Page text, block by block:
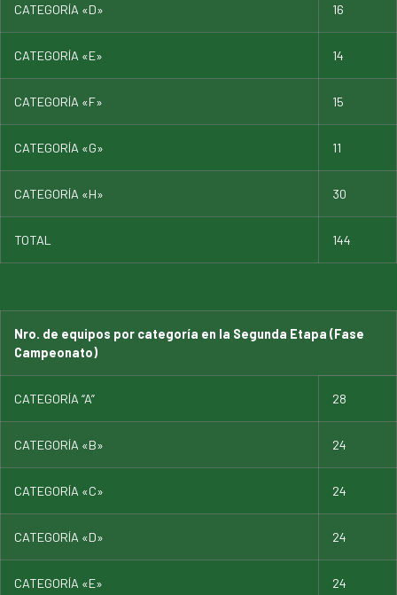
CATEGORÍA «D» 16
CATEGORÍA «E» 14
CATEGORÍA «F» 15
CATEGORÍA «G» 11
CATEGORÍA «H» 30
TOTAL 144
Nro. de equipos por categoría en la Segunda Etapa (Fase
Campeonato)
CATEGORÍA “A” 28
CATEGORÍA «B» 24
CATEGORÍA «C» 24
CATEGORÍA «D» 24
CATEGORÍA «E» 24